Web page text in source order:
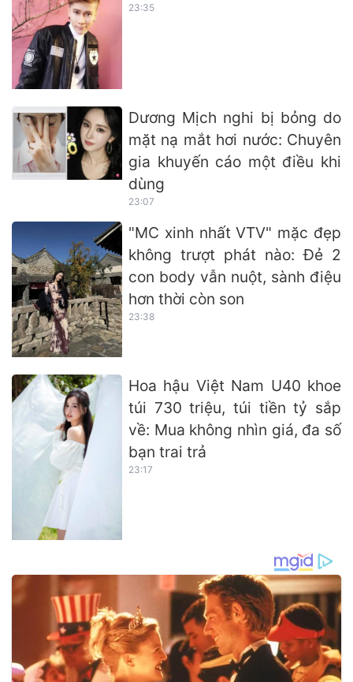
23:35
Dương Mịch nghi bị bỏng do
mặt nạ mắt hơi nước: Chuyên
gia khuyến cáo một điều khi
dùng
23:07
"MC xinh nhất VTV" mặc đẹp
không trượt phát nào: Đẻ 2
con body vẫn nuột, sành điệu
hơn thời còn son
23:38
Hoa hậu Việt Nam U40 khoe
túi 730 triệu, túi tiền tỷ sắp
về: Mua không nhìn giá, đa số
bạn trai trả
23:17